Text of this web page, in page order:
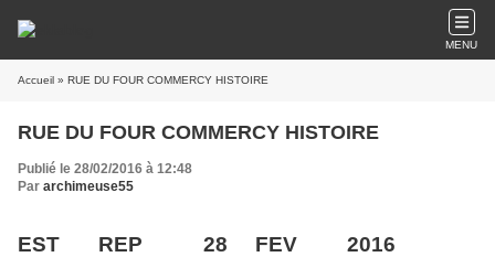
MENU
Accueil » RUE DU FOUR COMMERCY HISTOIRE
RUE DU FOUR COMMERCY HISTOIRE
Publié le 28/02/2016 à 12:48
Par archimeuse55
EST REP 28 FEV 2016